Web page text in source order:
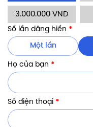
3.000.000 VND
Số lần dâng hiến *
Một lần
Họ của bạn *
Số điện thoại *